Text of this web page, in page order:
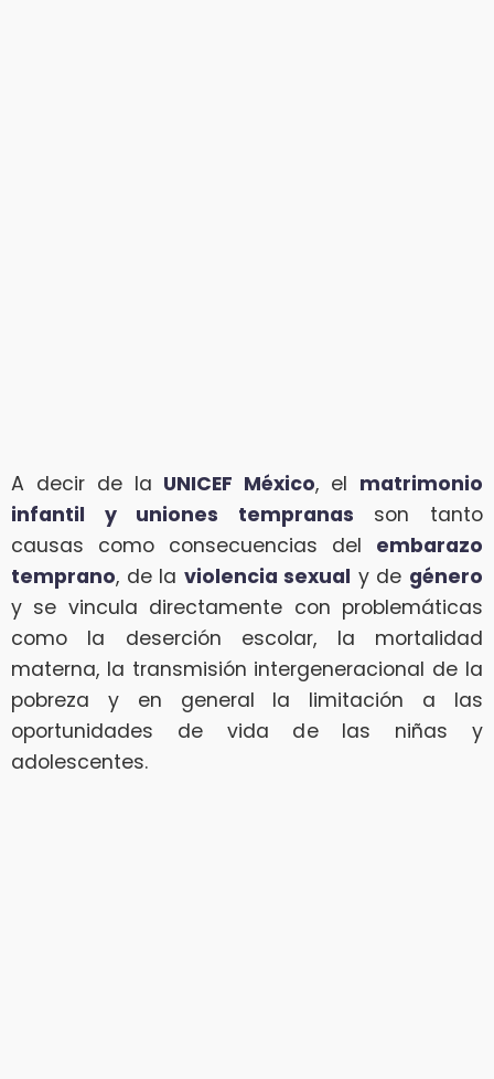
A decir de la UNICEF México, el matrimonio
infantil y uniones tempranas son tanto
causas como consecuencias del embarazo
temprano, de la violencia sexual y de género
y se vincula directamente con problemáticas
como la deserción escolar, la mortalidad
materna, la transmisión intergeneracional de la
pobreza y en general la limitación a las
oportunidades de vida de las niñas y
adolescentes.